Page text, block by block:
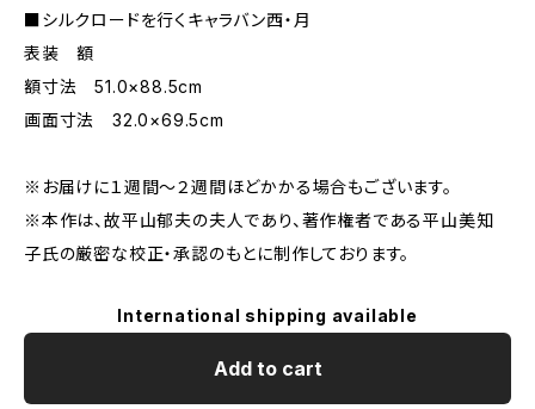
■シルクロードを行くキャラバン西・月
表装 額
額寸法 51.0×88.5cm
画面寸法 32.0×69.5cm
※お届けに１週間〜２週間ほどかかる場合もございます。
※本作は、故平山郁夫の夫人であり、著作権者である平山美知
子氏の厳密な校正・承認のもとに制作しております。
International shipping available
Add to cart